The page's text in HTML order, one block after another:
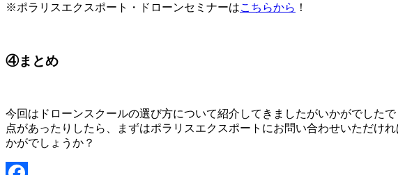
※ポラリスエクスポート・ドローンセミナーはこちらから ！
④まとめ
今回はドローンスクールの選び方について紹介してきましたがいかがでした
点があったりしたら、まずはポラリスエクスポートにお問い合わせいただけ
かがでしょうか？